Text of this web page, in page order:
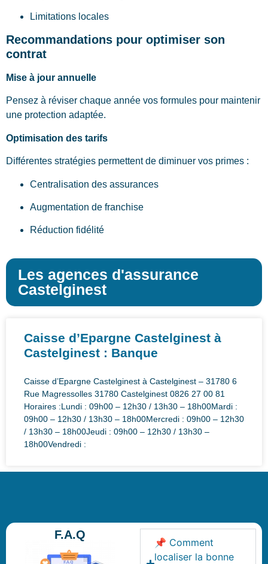
Limitations locales
Recommandations pour optimiser son
contrat
Mise à jour annuelle
Pensez à réviser chaque année vos formules pour maintenir
une protection adaptée.
Optimisation des tarifs
Différentes stratégies permettent de diminuer vos primes :
Centralisation des assurances
Augmentation de franchise
Réduction fidélité
Les agences d'assurance
Castelginest
Caisse d’Epargne Castelginest à
Castelginest : Banque
Caisse d’Epargne Castelginest à Castelginest – 31780 6
Rue Magressolles 31780 Castelginest 0826 27 00 81
Horaires :Lundi : 09h00 – 12h30 / 13h30 – 18h00Mardi :
09h00 – 12h30 / 13h30 – 18h00Mercredi : 09h00 – 12h30
/ 13h30 – 18h00Jeudi : 09h00 – 12h30 / 13h30 –
18h00Vendredi :
F.A.Q
📌 Comment
localiser la bonne